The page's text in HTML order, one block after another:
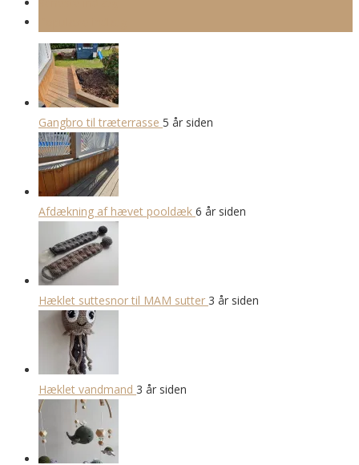
Gangbro til træterrasse 5 år siden
Afdækning af hævet pooldæk 6 år siden
Hæklet suttesnor til MAM sutter 3 år siden
Hæklet vandmand 3 år siden